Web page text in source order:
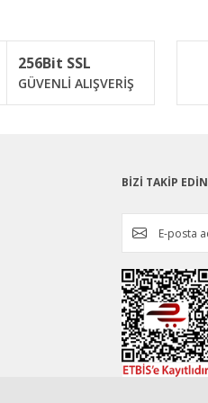
256Bit SSL
GÜVENLİ ALIŞVERİŞ
BİZİ TAKİP EDİN